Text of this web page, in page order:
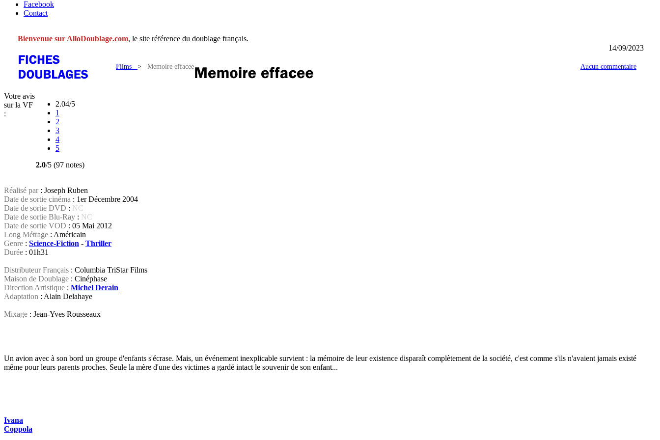
Facebook
Contact
Bienvenue sur AlloDoublage.com, le site référence du doublage français.
14/09/2023
Films > Memoire effacee Aucun commentaire
Votre avis
sur la VF
:
2.04/5
1
2
3
4
5
2.0/5 (97 notes)
Réalisé par: Joseph Ruben
Date de sortie cinéma : 1er Décembre 2004
Date de sortie DVD : NC
Date de sortie Blu-Ray : NC
Date de sortie VOD : 05 Mai 2012
Long Métrage : Américain
Genre : Science-Fiction - Thriller
Durée : 01h31
Distributeur Français : Columbia TriStar Films
Maison de Doublage : Cinéphase
Direction Artistique : Michel Derain
Adaptation : Alain Delahaye
Mixage : Jean-Yves Rousseaux
Un avion avec à son bord un groupe d'enfants s'écrase. Mais, un événement inexplicable survient : la mémoire de leur existence disparaît complètement de la société, c'est comme s'ils n'avaient jamais existé
même pour leurs parents proches. Seule la mère d'une des victimes a gardé intact le souvenir de son enfant...
Ivana
Coppola